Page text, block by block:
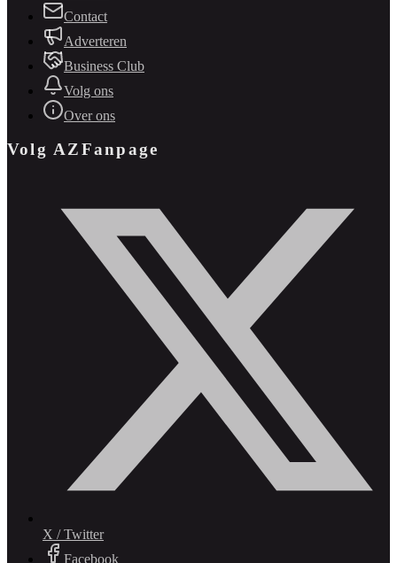
Contact
Adverteren
Business Club
Volg ons
Over ons
Volg AZFanpage
X / Twitter
Facebook